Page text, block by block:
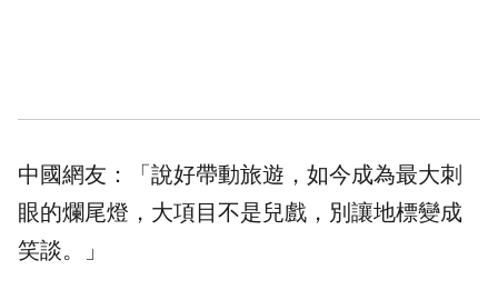
中國網友：「說好帶動旅遊，如今成為最大刺
眼的爛尾燈，大項目不是兒戲，別讓地標變成
笑談。」